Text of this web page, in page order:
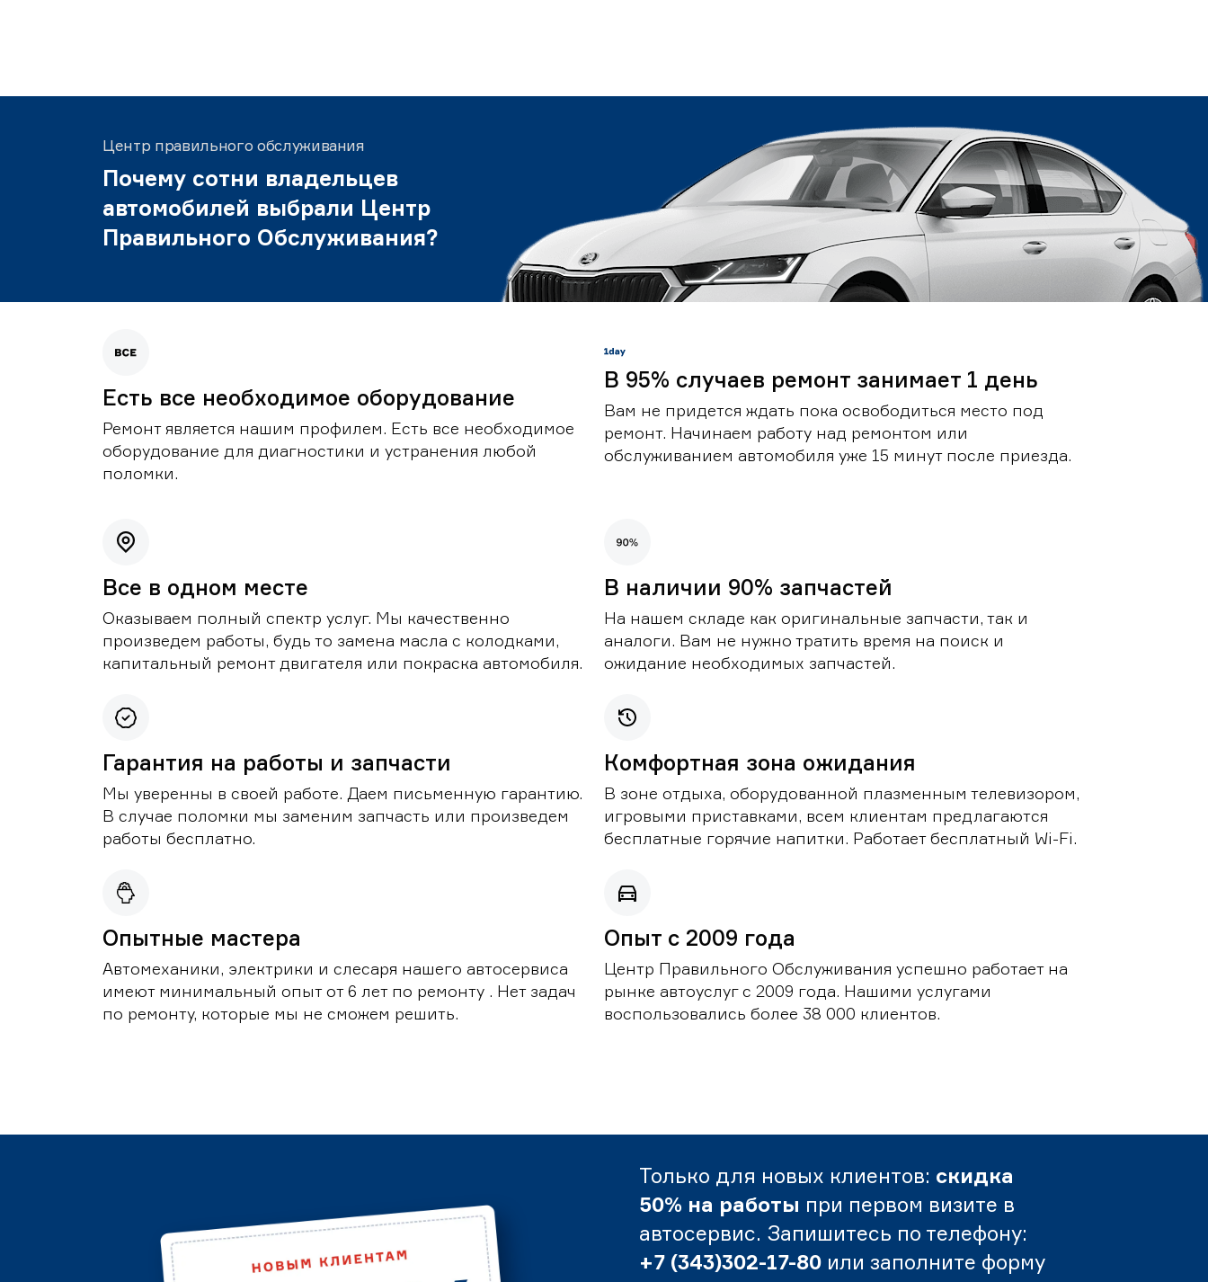
Центр правильного обслуживания
Почему сотни владельцев
автомобилей выбрали Центр
Правильного Обслуживания?
Есть все необходимое оборудование
Ремонт является нашим профилем. Есть все необходимое
оборудование для диагностики и устранения любой
поломки.
В 95% случаев ремонт занимает 1 день
Вам не придется ждать пока освободиться место под
ремонт. Начинаем работу над ремонтом или
обслуживанием автомобиля уже 15 минут после приезда.
Все в одном месте
Оказываем полный спектр услуг. Мы качественно
произведем работы, будь то замена масла с колодками,
капитальный ремонт двигателя или покраска автомобиля.
В наличии 90% запчастей
На нашем складе как оригинальные запчасти, так и
аналоги. Вам не нужно тратить время на поиск и
ожидание необходимых запчастей.
Гарантия на работы и запчасти
Мы уверенны в своей работе. Даем письменную гарантию.
В случае поломки мы заменим запчасть или произведем
работы бесплатно.
Комфортная зона ожидания
В зоне отдыха, оборудованной плазменным телевизором,
игровыми приставками, всем клиентам предлагаются
бесплатные горячие напитки. Работает бесплатный Wi-Fi.
Опытные мастера
Автомеханики, электрики и слесаря нашего автосервиса
имеют минимальный опыт от 6 лет по ремонту . Нет задач
по ремонту, которые мы не сможем решить.
Опыт с 2009 года
Центр Правильного Обслуживания успешно работает на
рынке автоуслуг с 2009 года. Нашими услугами
воспользовались более 38 000 клиентов.
Только для новых клиентов: скидка
50% на работы при первом визите в
автосервис. Запишитесь по телефону:
+7 (343)302-17-80 или заполните форму